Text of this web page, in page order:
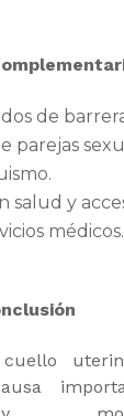
de
parejas
salud y
médicos.